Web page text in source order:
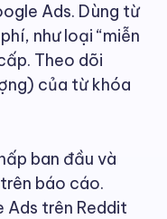
Ads. Dùng từ
như loại “miễn
Theo dõi
của từ khóa
ban đầu và
báo cáo.
Ads trên Reddit